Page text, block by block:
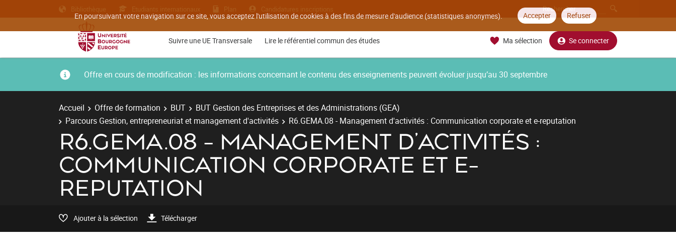
En poursuivant votre navigation sur ce site, vous acceptez l'utilisation de cookies à des fins de mesure d'audience (statistiques anonymes). Accepter Refuser
Bibliothèque Etudiants internationaux Plan Candidatures inscriptions
Suivre une UE Transversale Lire le référentiel commun des études Ma sélection Se connecter
Offre en cours de modification : les informations concernant le contenu des enseignements peuvent évoluer jusqu’au 30 septembre
Accueil Offre de formation BUT
BUT Gestion des Entreprises et des Administrations (GEA)
Parcours Gestion, entrepreneuriat et management d'activités
R6.GEMA.08 - Management d'activités : Communication corporate et e-reputation
R6.GEMA.08 - MANAGEMENT D'ACTIVITÉS :
COMMUNICATION CORPORATE ET E-
REPUTATION
Ajouter à la sélection Télécharger